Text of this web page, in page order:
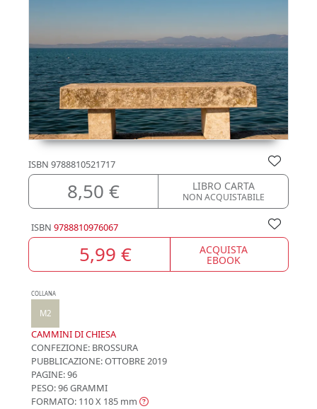
ISBN 9788810521717
8,50 € LIBRO CARTA
NON ACQUISTABILE
ISBN 9788810976067
5,99 € ACQUISTA
EBOOK
COLLANA
M2
CAMMINI DI CHIESA
CONFEZIONE: BROSSURA
PUBBLICAZIONE:OTTOBRE 2019
PAGINE: 96
PESO: 96 GRAMMI
FORMATO: 110 X 185 mm